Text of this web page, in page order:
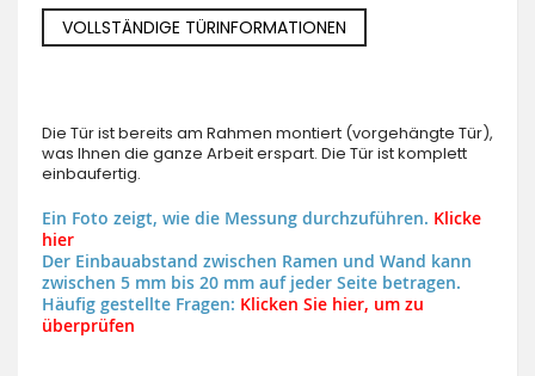
VOLLSTÄNDIGE TÜRINFORMATIONEN
Die Tür ist bereits am Rahmen montiert (vorgehängte Tür),
was Ihnen die ganze Arbeit erspart. Die Tür ist komplett
einbaufertig.
Ein Foto zeigt, wie die Messung durchzuführen. Klicke
hier
Der Einbauabstand zwischen Ramen und Wand kann
zwischen 5 mm bis 20 mm auf jeder Seite betragen.
Häufig gestellte Fragen: Klicken Sie hier, um zu
überprüfen